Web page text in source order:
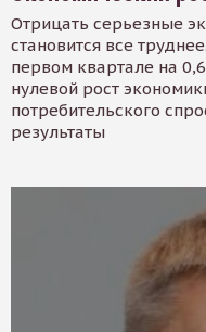
Отрицать серьезные
становится все
первом квартале на
нулевой рост
потребительского
результаты